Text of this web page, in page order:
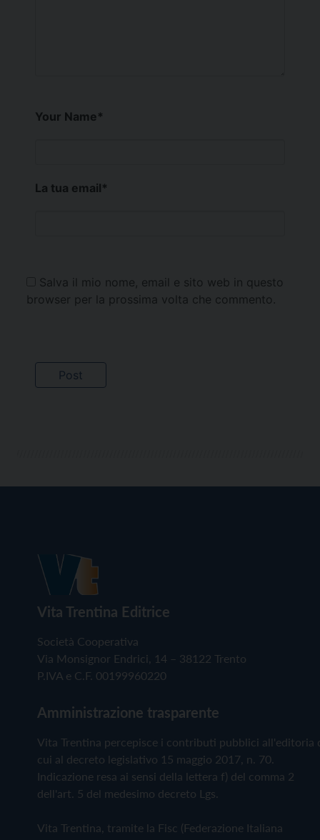
Your Name*
La tua email*
Salva il mio nome, email e sito web in questo
browser per la prossima volta che commento.
Vita Trentina Editrice
Società Cooperativa
Via Monsignor Endrici, 14 – 38122 Trento
P.IVA e C.F. 00199960220
Amministrazione trasparente
Vita Trentina percepisce i contributi pubblici all'editoria
cui al decreto legislativo 15 maggio 2017, n. 70.
Indicazione resa ai sensi della lettera f) del comma 2
dell'art. 5 del medesimo decreto Lgs.
Vita Trentina, tramite la Fisc (Federazione Italiana